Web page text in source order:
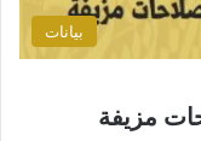
بيانات
مزيفة